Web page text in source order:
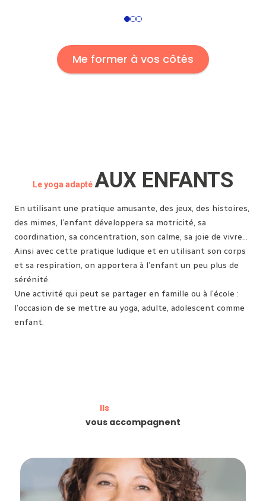
123
Me former à vos côtés
Le yoga adaptéAUX ENFANTS
En utilisant une pratique amusante, des jeux, des histoires,
des mimes, l’enfant développera sa motricité, sa
coordination, sa concentration, son calme, sa joie de vivre…
Ainsi avec cette pratique ludique et en utilisant son corps
et sa respiration, on apportera à l’enfant un peu plus de
sérénité.
Une activité qui peut se partager en famille ou à l’école :
l’occasion de se mettre au yoga, adulte, adolescent comme
enfant.
Ils
vous accompagnent